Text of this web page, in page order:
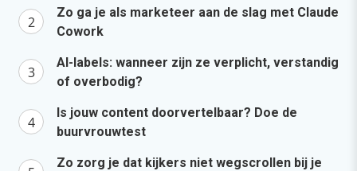
Zo ga je als marketeer aan de slag met Claude
Cowork
AI-labels: wanneer zijn ze verplicht, verstandig
of overbodig?
Is jouw content doorvertelbaar? Doe de
buurvrouwtest
Zo zorg je dat kijkers niet wegscrollen bij je